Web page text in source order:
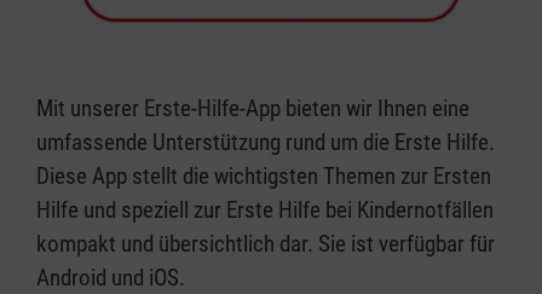
Mit unserer Erste-Hilfe-App bieten wir Ihnen eine
umfassende Unterstützung rund um die Erste Hilfe.
Diese App stellt die wichtigsten Themen zur Ersten
Hilfe und speziell zur Erste Hilfe bei Kindernotfällen
kompakt und übersichtlich dar. Sie ist verfügbar für
Android und iOS.